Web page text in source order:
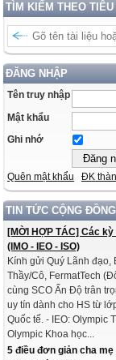
TÌM KIẾM THEO
ĐĂNG NHẬP
Tên truy nhập
Mật khẩu
Ghi nhớ
Quên mật khẩu ĐK
TIN TỨC CỘNG ĐỒNG
[MỜI HỢP TÁC] Các
(IMO - IEO - ISO)
Kính gửi Quý Lãnh đạo,
Thầy/Cô, FermatTech
cùng SCO Ấn Độ trân
uy tín dành cho HS từ
Quốc tế. - IEO: Olympic
Olympic Khoa học...
5 điều đơn giản cha